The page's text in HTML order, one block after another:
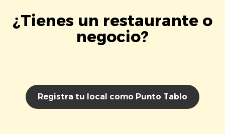
¿Tienes un restaurante o
negocio?
Registra tu local como Punto Tablo